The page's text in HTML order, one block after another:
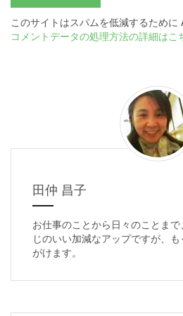
このサイトはスパムを低減するために
コメントデータの処理方法の詳細はこ
田仲 昌子
お仕事のことから日々のことま
じのいい加減なアップですが、
がけます。